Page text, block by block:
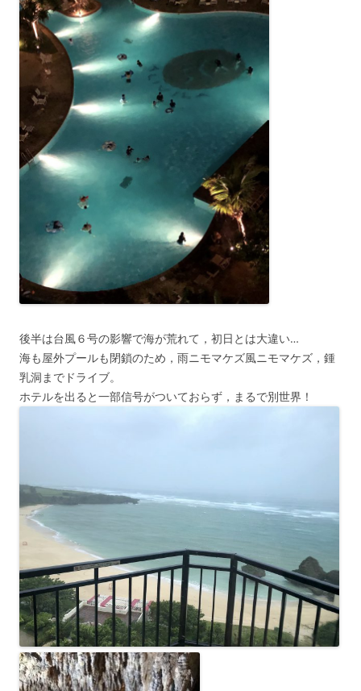
後半は台風６号の影響で海が荒れて，初日とは大違い…
海も屋外プールも閉鎖のため，雨ニモマケズ風ニモマケズ，鍾
乳洞までドライブ。
ホテルを出ると一部信号がついておらず，まるで別世界！